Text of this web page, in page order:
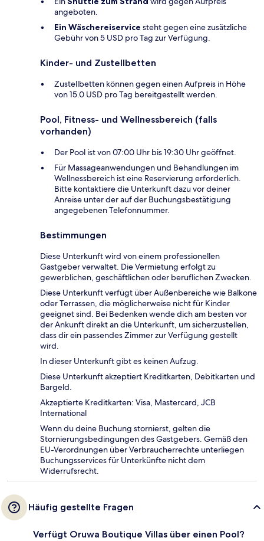
angeboten.
Ein Wäschereiservice steht gegen eine zusätzliche
Gebühr von 5 USD pro Tag zur Verfügung.
Kinder- und Zustellbetten
Zustellbetten können gegen einen Aufpreis in Höhe
von 15.0 USD pro Tag bereitgestellt werden.
Pool, Fitness- und Wellnessbereich (falls
vorhanden)
Der Pool ist von 07:00 Uhr bis 19:30 Uhr geöffnet.
Für Massageanwendungen und Behandlungen im
Wellnessbereich ist eine Reservierung erforderlich.
Bitte kontaktiere die Unterkunft dazu vor deiner
Anreise unter der auf der Buchungsbestätigung
angegebenen Telefonnummer.
Bestimmungen
Diese Unterkunft wird von einem professionellen
Gastgeber verwaltet. Die Vermietung erfolgt zu
gewerblichen, geschäftlichen oder beruflichen Zwecken.
Diese Unterkunft verfügt über Außenbereiche wie Balkone
oder Terrassen, die möglicherweise nicht für Kinder
geeignet sind. Bei Bedenken wende dich am besten vor
der Ankunft direkt an die Unterkunft, um sicherzustellen,
dass dir ein passendes Zimmer zur Verfügung gestellt
wird.
In dieser Unterkunft gibt es keinen Aufzug.
Diese Unterkunft akzeptiert Kreditkarten, Debitkarten und
Bargeld.
Akzeptierte Kreditkarten: Visa, Mastercard, JCB
International
Wenn du deine Buchung stornierst, gelten die
Stornierungsbedingungen des Gastgebers. Gemäß den
EU-Verordnungen über Verbraucherrechte unterliegen
Buchungsservices für Unterkünfte nicht dem
Widerrufsrecht.
Häufig gestellte Fragen
Verfügt Oruwa Boutique Villas über einen Pool?